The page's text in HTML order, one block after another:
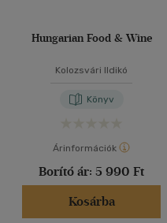
Hungarian Food & Wine
Kolozsvári Ildikó
Könyv
Árinformációk
Borító ár: 5 990 Ft
Kosárba